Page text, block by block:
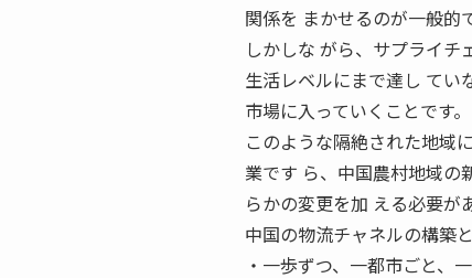
関係を まかせるのが一般的
しかしな がら、サプライチ
生活レベルにまで達し てい
市場に入っていくことです。
このような隔絶された地域
業です ら、中国農村地域の
らかの変更を加 える必要が
中国の物流チャネルの構築
・一歩ずつ、一都市ごと、